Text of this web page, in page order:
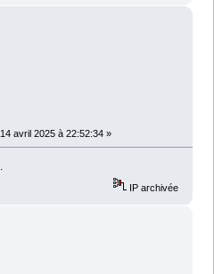
14 avril 2025 à 22:52:34 »
IP archivée